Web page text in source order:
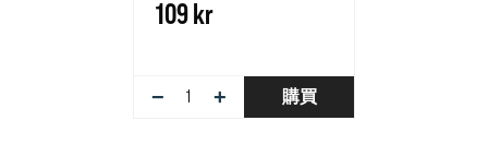
109 kr
− + 購買